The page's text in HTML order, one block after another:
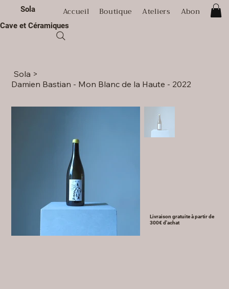
Cave et Céramiques
Sola Accueil Boutique Ateliers
Sola >
Damien Bastian - Mon Blanc de la Haute - 2022
Livraison gratuite à partir de
300€ d'achat